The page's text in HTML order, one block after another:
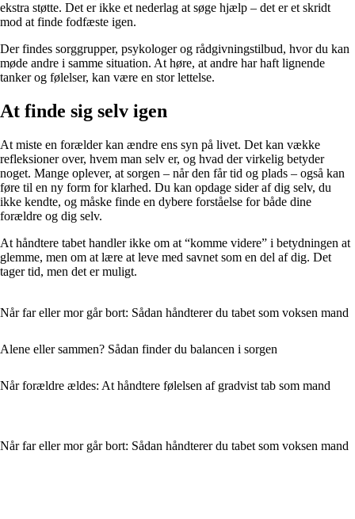
ekstra støtte. Det er ikke et nederlag at søge hjælp – det er et skridt
mod at finde fodfæste igen.
Der findes sorggrupper, psykologer og rådgivningstilbud, hvor du kan
møde andre i samme situation. At høre, at andre har haft lignende
tanker og følelser, kan være en stor lettelse.
At finde sig selv igen
At miste en forælder kan ændre ens syn på livet. Det kan vække
refleksioner over, hvem man selv er, og hvad der virkelig betyder
noget. Mange oplever, at sorgen – når den får tid og plads – også kan
føre til en ny form for klarhed. Du kan opdage sider af dig selv, du
ikke kendte, og måske finde en dybere forståelse for både dine
forældre og dig selv.
At håndtere tabet handler ikke om at “komme videre” i betydningen at
glemme, men om at lære at leve med savnet som en del af dig. Det
tager tid, men det er muligt.
Når far eller mor går bort: Sådan håndterer du tabet som voksen mand
Alene eller sammen? Sådan finder du balancen i sorgen
Når forældre ældes: At håndtere følelsen af gradvist tab som mand
Når far eller mor går bort: Sådan håndterer du tabet som voksen mand